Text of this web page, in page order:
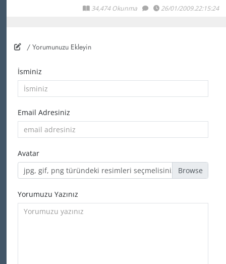
34,474 Okunma 26/01/2009.22:15:24
/ Yorumunuzu Ekleyin
İsminiz
Email Adresiniz
Avatar
jpg, gif, png türündeki resimleri seçmelisiniz
Yorumuzu Yazınız